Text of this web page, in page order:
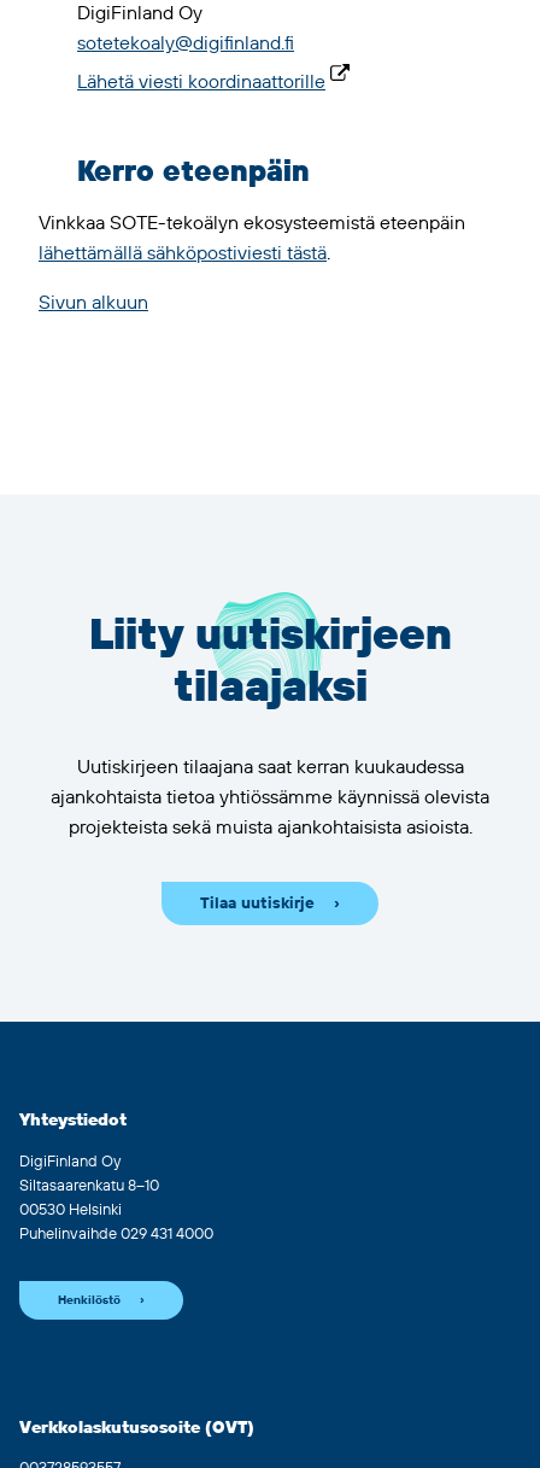
DigiFinland Oy
sotetekoaly@digifinland.fi
Lähetä viesti koordinaattorille
Kerro eteenpäin
Vinkkaa SOTE-tekoälyn ekosysteemistä eteenpäin
lähettämällä sähköpostiviesti tästä.
Sivun alkuun
Liity uutiskirjeen
tilaajaksi
Uutiskirjeen tilaajana saat kerran kuukaudessa
ajankohtaista tietoa yhtiössämme käynnissä olevista
projekteista sekä muista ajankohtaisista asioista.
Tilaa uutiskirje
Yhteystiedot
DigiFinland Oy
Siltasaarenkatu 8–10
00530 Helsinki
Puhelinvaihde 029 431 4000
Henkilöstö
Verkkolaskutusosoite (OVT)